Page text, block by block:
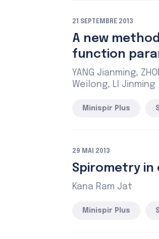
21 SEPTEMBRE 2013
A new
function
YANG Jianming,
Weilong, LI Jinming
Minispir Plus
29 MAI 2013
Spirometry in
Kana Ram Jat
Minispir Plus